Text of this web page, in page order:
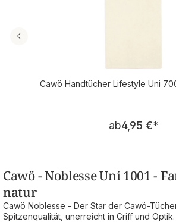
Cawö Handtücher Lifestyle Uni
ab4,95 €*
Cawö - Noblesse Uni 1001 -
natur
Cawö Noblesse - Der Star der Cawö-
Spitzenqualität, unerreicht in Griff und Optik.